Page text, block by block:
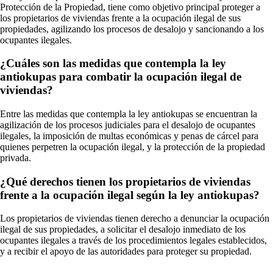
Protección de la Propiedad, tiene como objetivo principal proteger a
los propietarios de viviendas frente a la ocupación ilegal de sus
propiedades, agilizando los procesos de desalojo y sancionando a los
ocupantes ilegales.
¿Cuáles son las medidas que contempla la ley
antiokupas para combatir la ocupación ilegal de
viviendas?
Entre las medidas que contempla la ley antiokupas se encuentran la
agilización de los procesos judiciales para el desalojo de ocupantes
ilegales, la imposición de multas económicas y penas de cárcel para
quienes perpetren la ocupación ilegal, y la protección de la propiedad
privada.
¿Qué derechos tienen los propietarios de viviendas
frente a la ocupación ilegal según la ley antiokupas?
Los propietarios de viviendas tienen derecho a denunciar la ocupación
ilegal de sus propiedades, a solicitar el desalojo inmediato de los
ocupantes ilegales a través de los procedimientos legales establecidos,
y a recibir el apoyo de las autoridades para proteger su propiedad.